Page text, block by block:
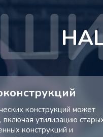
конструкций может
утилизацию
конструкций и